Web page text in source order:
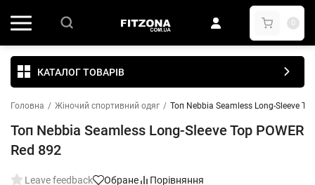
0
КАТАЛОГ ТОВАРІВ
Головна / Жіночий спортивний одяг / Топ Nebbia Seamless Long-Sleeve
Топ Nebbia Seamless Long-Sleeve Top POWER
Red 892
Leave feedback Обране Порівняння